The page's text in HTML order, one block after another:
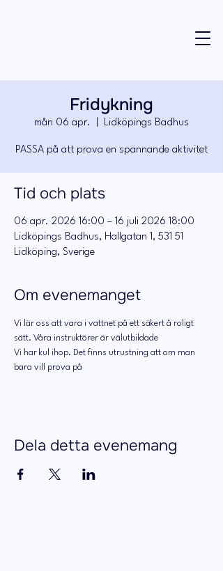
Fridykning
mån 06 apr. Lidköpings Badhus
PASSA på att prova en spännande aktivitet
Tid och plats
06 apr. 2026 16:00 – 16 juli 2026 18:00
Lidköpings Badhus, Hallgatan 1, 531 51
Lidköping, Sverige
Om evenemanget
Vi lär oss att vara i vattnet på ett säkert å roligt
sätt. Våra instruktörer är välutbildade
Vi har kul ihop. Det finns utrustning att om man
bara vill prova på
Dela detta evenemang